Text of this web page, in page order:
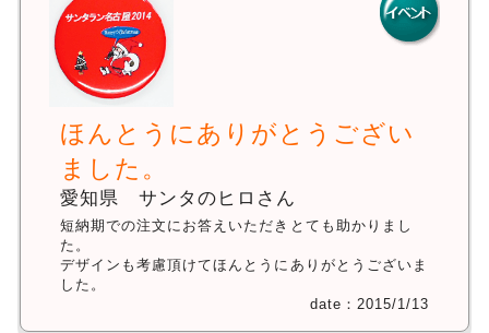
ほんとうにありがとうござい
ました。
愛知県 サンタのヒロさん
短納期での注文にお答えいただきとても助かりまし
た。
デザインも考慮頂けてほんとうにありがとうございま
した。
date：2015/1/13